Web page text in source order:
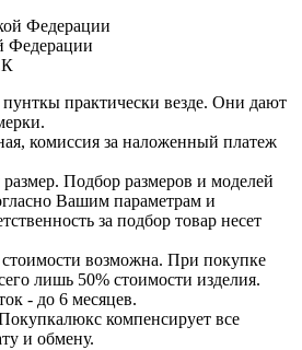
Федерации
практически везде. Они дают
комиссия за наложенный платеж
Подбор размеров и моделей
Вашим параметрам и
за подбор товар несет
стоимости возможна. При покупке
лишь 50% стоимости изделия.
- до 6 месяцев.
компенсирует все
и обмену.